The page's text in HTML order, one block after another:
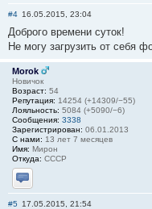
#4 16.05.2015, 23:04
Доброго времени суток!
Не могу загрузить от себя
Morok
Новичок
Возраст: 54
Репутация: 14254 (+14309/−55)
Лояльность: 5084 (+5090/−6)
Сообщения: 3338
Зарегистрирован: 06.01.2013
С нами: 13 лет 7 месяцев
Имя: Мирон
Откуда: СССР
Отправить личное
#5 17.05.2015, 21:54